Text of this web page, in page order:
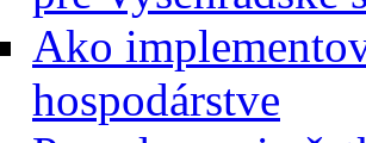
Ako
hospodárstve